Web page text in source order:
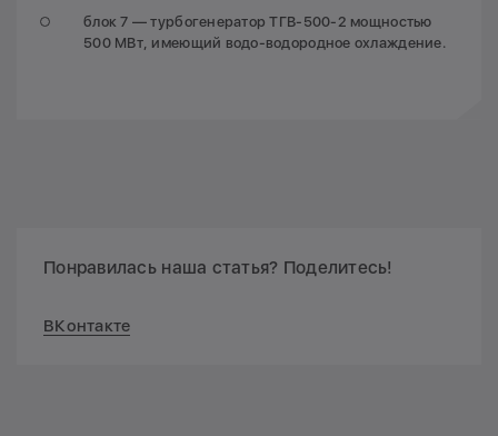
блок 7 — турбогенератор ТГВ-500-2 мощностью
500 МВт, имеющий водо-водородное охлаждение.
Понравилась наша статья? Поделитесь!
ВКонтакте